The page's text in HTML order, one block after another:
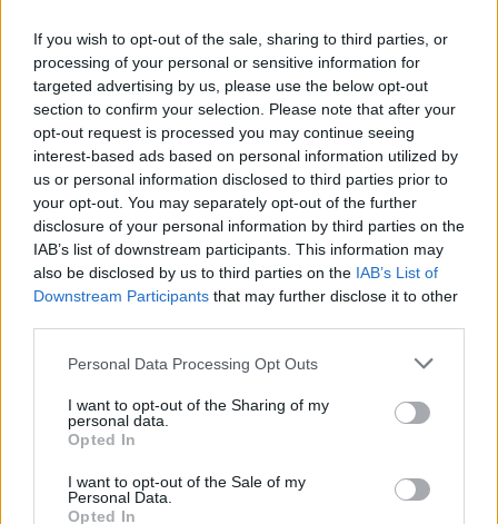
If you wish to opt-out of the sale, sharing to third parties, or
processing of your personal or sensitive information for
targeted advertising by us, please use the below opt-out
section to confirm your selection. Please note that after your
opt-out request is processed you may continue seeing
interest-based ads based on personal information utilized by
us or personal information disclosed to third parties prior to
your opt-out. You may separately opt-out of the further
disclosure of your personal information by third parties on the
IAB’s list of downstream participants. This information may
also be disclosed by us to third parties on the IAB’s List of
Downstream Participants that may further disclose it to other
Please note that this website/app uses one or more Google
not limited to your visit or usage behaviour. You may click to
grant or deny consent to Google and its third-party tags to
use your data for below specified purposes in below Google
consent section.
Personal Data Processing Opt Outs
I want to opt-out of the Sharing of my
personal data.
Opted In
I want to opt-out of the Sale of my
Personal Data.
Opted In
ΜΕΣΣΗΝΙΑ - ΔΙΑΜΟΝΗ